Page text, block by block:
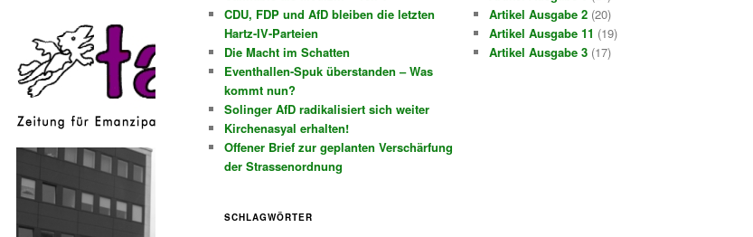
CDU, FDP und AfD bleiben die letzten
Hartz-IV-Parteien
Die Macht im Schatten
Eventhallen-Spuk überstanden – Was
kommt nun?
Solinger AfD radikalisiert sich weiter
Kirchenasyal erhalten!
Offener Brief zur geplanten Verschärfung
der Strassenordnung
Artikel Ausgabe 2(20)
Artikel Ausgabe 11 (19)
Artikel Ausgabe 3(17)
SCHLAGWÖRTER